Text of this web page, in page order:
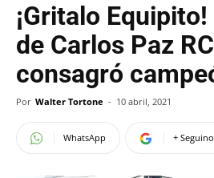
¡Gritalo
de Carlos Paz
consagró
Por Walter Tortone - 10 abril, 2021
WhatsApp +